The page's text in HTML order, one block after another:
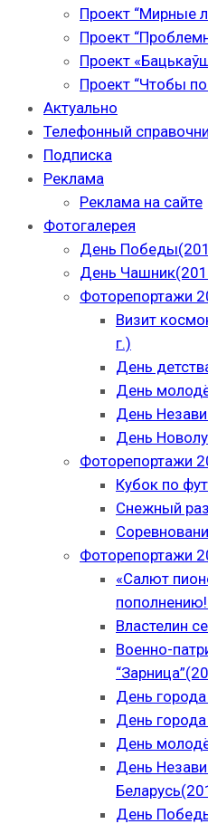
Проект “Мирные
Проект
Проект
Проект “Чтобы
Актуально
Телефонный
Подписка
Реклама
Реклама на сайте
Фотогалерея
День
День
Фоторепортажи
Визит
г.)
День
День
День
День
Фоторепортажи
Кубок по
Снежный
Фоторепортажи
«Салют
Властелин
Военно-
День
День
День
День
День